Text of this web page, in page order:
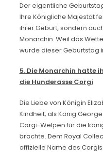
Der eigentliche
Ihre Königliche Majestät
ihrer Geburt, sondern
Monarchin. Weil das
wurde dieser Geburtstag
5. Die Monarchin hatte
die Hunderasse Corgi
Die Liebe von Königin
Kindheit, als König
Corgi-Welpen für die
brachte. Dem Royal
offizielle Name des